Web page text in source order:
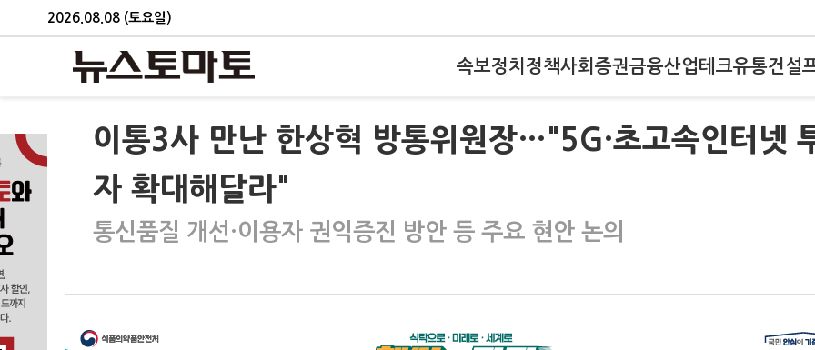
2026.08.08 (토요일)
속보정치 정책사회 증권금융산업테크유통건설
이통3사 만난 한상혁 방통위원장…"5G·초고속인터넷
자 확대해달라"
통신품질 개선·이용자 권익증진 방안 등 주요 현안 논의